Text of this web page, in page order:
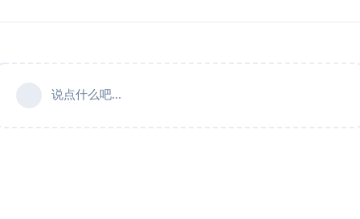
说点什么吧...